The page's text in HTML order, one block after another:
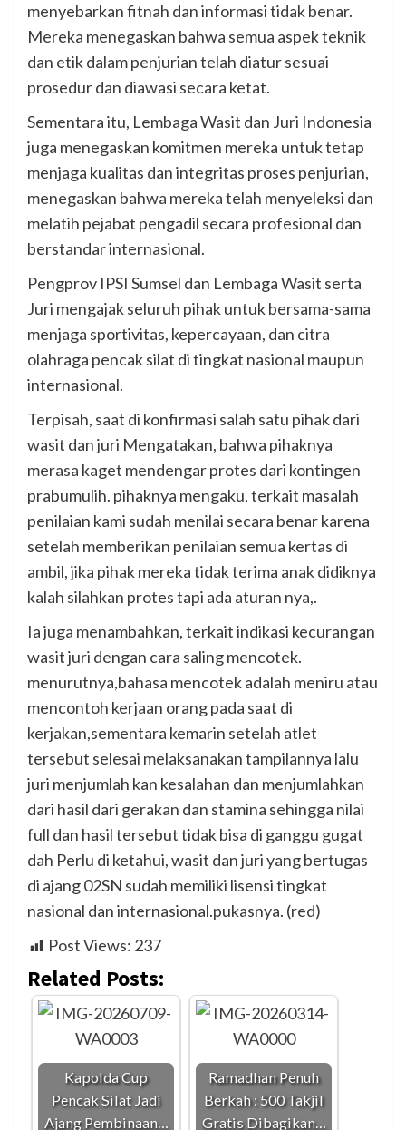
menyebarkan fitnah dan informasi tidak benar.
Mereka menegaskan bahwa semua aspek teknik
dan etik dalam penjurian telah diatur sesuai
prosedur dan diawasi secara ketat.
Sementara itu, Lembaga Wasit dan Juri Indonesia
juga menegaskan komitmen mereka untuk tetap
menjaga kualitas dan integritas proses penjurian,
menegaskan bahwa mereka telah menyeleksi dan
melatih pejabat pengadil secara profesional dan
berstandar internasional.
Pengprov IPSI Sumsel dan Lembaga Wasit serta
Juri mengajak seluruh pihak untuk bersama-sama
menjaga sportivitas, kepercayaan, dan citra
olahraga pencak silat di tingkat nasional maupun
internasional.
Terpisah, saat di konfirmasi salah satu pihak dari
wasit dan juri Mengatakan, bahwa pihaknya
merasa kaget mendengar protes dari kontingen
prabumulih. pihaknya mengaku, terkait masalah
penilaian kami sudah menilai secara benar karena
setelah memberikan penilaian semua kertas di
ambil, jika pihak mereka tidak terima anak didiknya
kalah silahkan protes tapi ada aturan nya,.
Ia juga menambahkan, terkait indikasi kecurangan
wasit juri dengan cara saling mencotek.
menurutnya,bahasa mencotek adalah meniru atau
mencontoh kerjaan orang pada saat di
kerjakan,sementara kemarin setelah atlet
tersebut selesai melaksanakan tampilannya lalu
juri menjumlah kan kesalahan dan menjumlahkan
dari hasil dari gerakan dan stamina sehingga nilai
full dan hasil tersebut tidak bisa di ganggu gugat
dah Perlu di ketahui, wasit dan juri yang bertugas
di ajang 02SN sudah memiliki lisensi tingkat
nasional dan internasional.pukasnya. (red)
Post Views: 237
Related Posts:
Kapolda Cup
Pencak Silat Jadi
Ajang Pembinaan…
Ramadhan Penuh
Berkah : 500 Takjil
Gratis Dibagikan…